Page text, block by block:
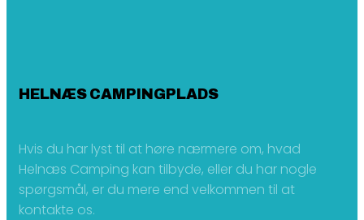
HELNÆS CAMPINGPLADS
Hvis du har lyst til at høre nærmere om, hvad
Helnæs Camping kan tilbyde, eller du har nogle
spørgsmål, er du mere end velkommen til at
kontakte os.